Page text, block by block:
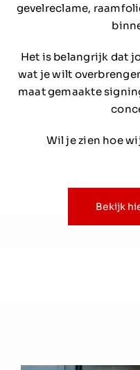
gevelreclame,
Het is belangrijk dat
wat je wilt
maat gemaakte
Wil je zien hoe
Bekijk